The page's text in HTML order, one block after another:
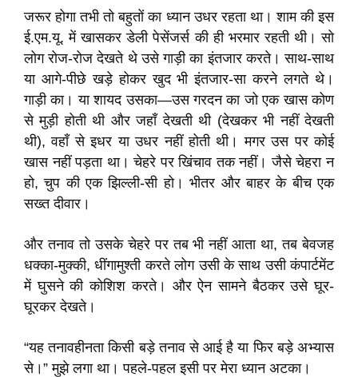
जरूर होगा तभी तो बहुतों का ध्यान उधर रहता था। शाम की इस
ई.एम.यू. में खासकर डेली पेसेंजर्स की ही भरमार रहती थी। सो
लोग रोज-रोज देखते थे उसे गाड़ी का इंतजार करते। साथ-साथ
या आगे-पीछे खड़े होकर खुद भी इंतजार-सा करने लगते थे।
गाड़ी का। या शायद उसका—उस गरदन का जो एक खास कोण
से मुड़ी होती थी और जहाँ देखती थी (देखकर भी नहीं देखती
थी), वहाँ से इधर या उधर नहीं होती थी। मगर उस पर कोई
खास नहीं पड़ता था। चेहरे पर खिंचाव तक नहीं। जैसे चेहरा न
हो, चुप की एक झिल्ली-सी हो। भीतर और बाहर के बीच एक
सख्त दीवार।
और तनाव तो उसके चेहरे पर तब भी नहीं आता था, तब बेवजह
धक्का-मुक्की, धींगामुश्ती करते लोग उसी के साथ उसी कंपार्टमेंट
में घुसने की कोशिश करते। और ऐन सामने बैठकर उसे घूर-
घूरकर देखते।
“यह तनावहीनता किसी बड़े तनाव से आई है या फिर बड़े अभ्यास
से।” मुझे लगा था। पहले-पहल इसी पर मेरा ध्यान अटका।